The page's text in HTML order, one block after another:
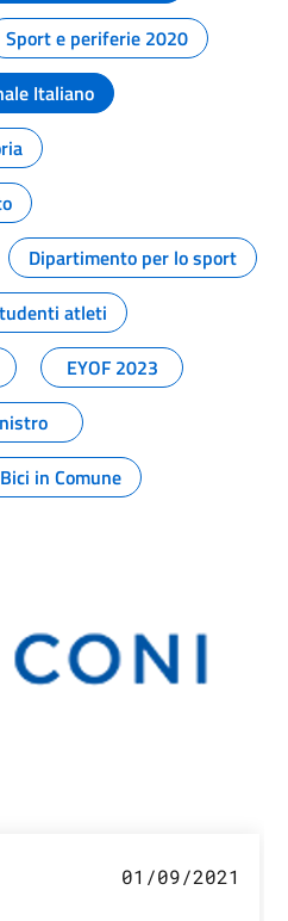
Sport e periferie 2020
Italiano
Dipartimento per lo sport
atleti
EYOF 2023
Bici in Comune
01/09/2021